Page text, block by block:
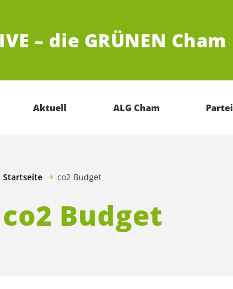
– die GRÜNEN Cham
Aktuell ALG Cham Partei
Startseite co2 Budget
co2 Budget